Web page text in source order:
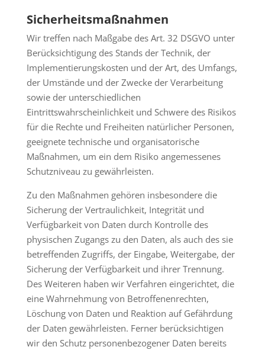
Sicherheitsmaßnahmen
Wir treffen nach Maßgabe des Art. 32 DSGVO unter
Berücksichtigung des Stands der Technik, der
Implementierungskosten und der Art, des Umfangs,
der Umstände und der Zwecke der Verarbeitung
sowie der unterschiedlichen
Eintrittswahrscheinlichkeit und Schwere des Risikos
für die Rechte und Freiheiten natürlicher Personen,
geeignete technische und organisatorische
Maßnahmen, um ein dem Risiko angemessenes
Schutzniveau zu gewährleisten.
Zu den Maßnahmen gehören insbesondere die
Sicherung der Vertraulichkeit, Integrität und
Verfügbarkeit von Daten durch Kontrolle des
physischen Zugangs zu den Daten, als auch des sie
betreffenden Zugriffs, der Eingabe, Weitergabe, der
Sicherung der Verfügbarkeit und ihrer Trennung.
Des Weiteren haben wir Verfahren eingerichtet, die
eine Wahrnehmung von Betroffenenrechten,
Löschung von Daten und Reaktion auf Gefährdung
der Daten gewährleisten. Ferner berücksichtigen
wir den Schutz personenbezogener Daten bereits